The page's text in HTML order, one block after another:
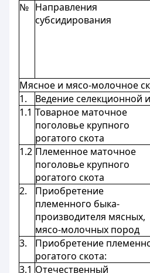
№ Направления
субсидирования
Мясное и мясо-молочное
1.
Ведение селекционной
1.1 Товарное маточное
поголовье крупного
рогатого скота
1.2 Племенное маточное
поголовье крупного
рогатого скота
2.
Приобретение
племенного быка-
производителя мясных,
мясо-молочных пород
3.
Приобретение
рогатого скота:
3.1 Отечественный